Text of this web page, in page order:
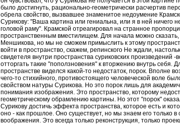
было достигнуть, рационально-геометрически расчертив
обрела свойство, вызвавшее знаменитое недоумение
Сурикову: "Ваша картина или гениальна, или я в ней
головой раму". Крамской отреагировал на странное
пространственным вместилищем. Для начала можно
Меншикова, но мы не сможем примыслить к этому
войти в пространство, скажем, репинского Не ждали,
свидетеля внутри пространства суриковских произведений
отторгать такие "поползновения" к вторжению внутрь себя.
пространстве виделся какой-то недостаток, порок. Вполне
чего-то стихийного, противостоящего человеческой воле
свойством натуры Сурикова. Но это порок лишь для
понимания изображения. Это пространство, которому
геометрическому обрамлению картины. Но этот "порок"
Сурикову достичь эффекта пространства, которое есть и
оно - как прошлое. Оно существует, но мы знаем его только
воображения. Это всегда только реконструкция, только